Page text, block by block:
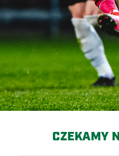
CZEKAMY